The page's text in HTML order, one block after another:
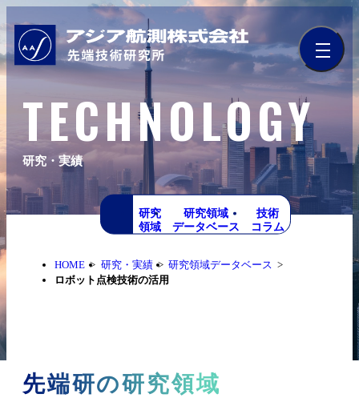
TECHNOLOGY
研究・実績
研究
領域
研究領域
データベース
技術
コラム
HOME 研究・実績
研究領域データベース
ロボット点検技術の活用
先端研の研究領域